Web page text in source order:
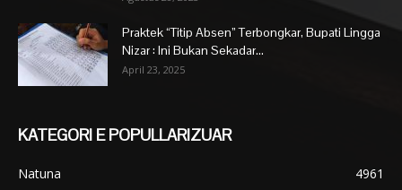
Praktek “Titip Absen” Terbongkar, Bupati Lingga
Nizar : Ini Bukan Sekadar...
April 23, 2025
KATEGORI E POPULLARIZUAR
Natuna
4961